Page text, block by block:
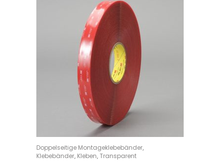
OPTIONS
Dieses Produkt weist mehrere Varianten auf. Die Optionen können auf der Produktseite gewählt werden
Doppelseitige Montageklebebänder,
Klebebänder, Kleben,Transparent